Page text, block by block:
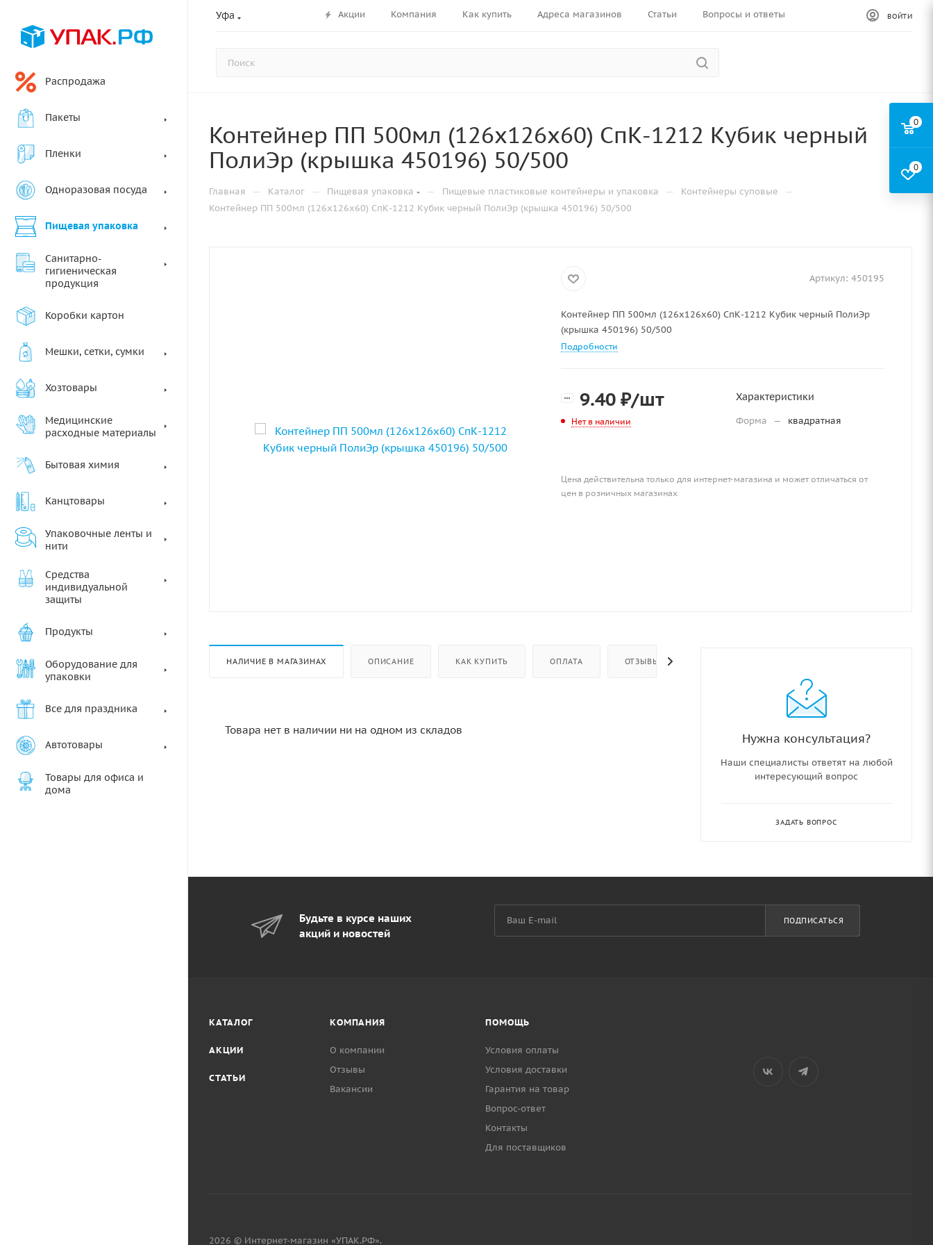
Уфа Акции Компания Как купить Адреса магазинов Статьи Вопросы и ответы ВОЙТИ
Распродажа
Пакеты
Пленки
Одноразовая посуда
Пищевая упаковка
Санитарно-
гигиеническая
продукция
Коробки картон
Мешки, сетки, сумки
Хозтовары
Медицинские
расходные материалы
Бытовая химия
Канцтовары
Упаковочные ленты и
нити
Средства
индивидуальной
защиты
Продукты
Оборудование для
упаковки
Все для праздника
Автотовары
Товары для офиса и
дома
Контейнер ПП 500мл (126х126х60) СпК-1212 Кубик черный
ПолиЭр (крышка 450196) 50/500
Главная — Каталог — Пищевая упаковка — Пищевые пластиковые контейнеры и упаковка — Контейнеры суповые —
Контейнер ПП 500мл (126х126х60) СпК-1212 Кубик черный ПолиЭр (крышка 450196) 50/500
Артикул: 450195
Контейнер ПП 500мл (126х126х60) СпК-1212 Кубик черный ПолиЭр
(крышка 450196) 50/500
Подробности
9.40₽/шт
Нет в наличии
Характеристики
Форма — квадратная
Цена действительна только для интернет-магазина и может отличаться от
цен в розничных магазинах
НАЛИЧИЕ В МАГАЗИНАХ ОПИСАНИЕ КАК КУПИТЬ ОПЛАТА ОТЗЫВЫ
Товара нет в наличии ни на одном из складов
Нужна консультация?
Наши специалисты ответят на любой
интересующий вопрос
ЗАДАТЬ ВОПРОС
Будьте в курсе наших
акций и новостей
ПОДПИСАТЬСЯ
КАТАЛОГ
АКЦИИ
СТАТЬИ
КОМПАНИЯ
О компании
Отзывы
Вакансии
ПОМОЩЬ
Условия оплаты
Условия доставки
Гарантия на товар
Вопрос-ответ
Контакты
Для поставщиков
2026 © Интернет-магазин «УПАК.РФ».
0
0